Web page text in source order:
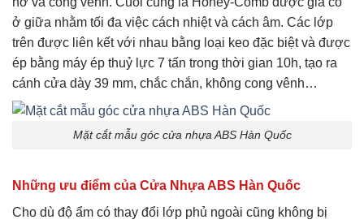
ở giữa nhằm tối đa việc cách nhiệt và cách âm. Các lớp
trên được liên kết với nhau bằng loại keo đặc biệt và được
ép bằng máy ép thuỷ lực 7 tấn trong thời gian 10h, tạo ra
cánh cửa dày 39 mm, chắc chắn, không cong vênh…
Mặt cắt mẫu góc cửa nhựa ABS Hàn Quốc
Những ưu điểm của Cửa Nhựa ABS Hàn Quốc
Cho dù độ ẩm có thay đổi lớp phủ ngoài cũng không bị